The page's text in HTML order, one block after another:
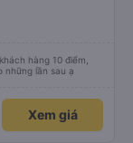
lai các tài xế sẽ
định sẽ đi tuyến
hàng 10 điểm,
những lần sau ạ
Xem giá